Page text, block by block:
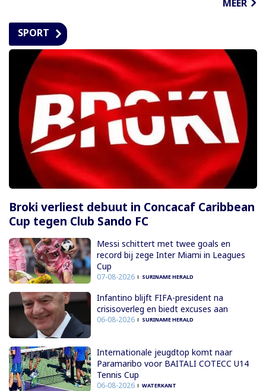
MEER
SPORT
Broki verliest debuut in Concacaf Caribbean
Cup tegen Club Sando FC
Messi schittert met twee goals en
record bij zege Inter Miami in Leagues
Cup
07-08-2026 SURINAME HERALD
Infantino blijft FIFA-president na
crisisoverleg en biedt excuses aan
06-08-2026 SURINAME HERALD
Internationale jeugdtop komt naar
Paramaribo voor BAITALI COTECC U14
Tennis Cup
06-08-2026 WATERKANT